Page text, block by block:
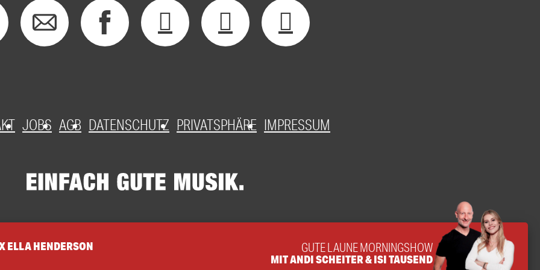
JOBS AGB DATENSCHUTZ PRIVATSPHÄRE IMPRESSUM
ELLA HENDERSON
GUTE LAUNE MORNINGSHOW
MIT ANDI SCHEITER & ISI TAUSEND